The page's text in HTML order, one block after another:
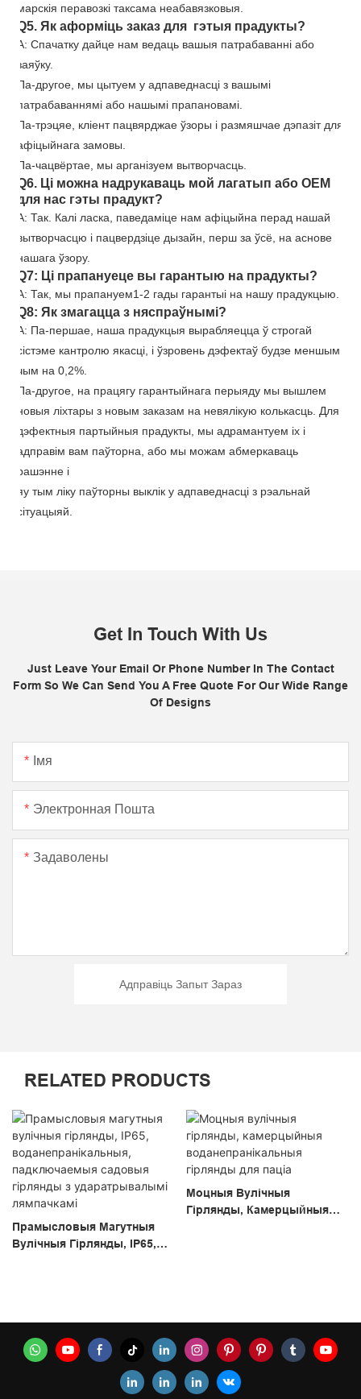
марскія перавозкі таксама неабавязковыя.
Q5. Як аформіць заказ для гэтыя прадукты?
A: Спачатку дайце нам ведаць вашыя патрабаванні або
заяўку.
Па-другое, мы цытуем у адпаведнасці з вашымі
патрабаваннямі або нашымі прапановамі.
Па-трэцяе, кліент пацвярджае ўзоры і размяшчае дэпазіт для
афіцыйнага замовы.
Па-чацвёртае, мы арганізуем вытворчасць.
Q6. Ці можна надрукаваць мой лагатып або OEM
для нас гэты прадукт?
A: Так. Калі ласка, паведаміце нам афіцыйна перад нашай
вытворчасцю і пацвердзіце дызайн, перш за ўсё, на аснове
нашага ўзору.
Q7: Ці прапануеце вы гарантыю на прадукты?
A: Так, мы прапануем1-2 гады гарантыі на нашу прадукцыю.
Q8: Як змагацца з няспраўнымі?
A: Па-першае, наша прадукцыя вырабляецца ў строгай
сістэме кантролю якасці, і ўзровень дэфектаў будзе меншым
чым на 0,2%.
Па-другое, на працягу гарантыйнага перыяду мы вышлем
новыя ліхтары з новым заказам на невялікую колькасць. Для
дэфектныя партыйныя прадукты, мы адрамантуем іх і
адправім вам паўторна, або мы можам абмеркаваць
рашэнне i
яу тым ліку паўторны выклік у адпаведнасці з рэальнай
сітуацыяй.
Get In Touch With Us
Just Leave Your Email Or Phone Number In The Contact
Form So We Can Send You A Free Quote For Our Wide Range
Of Designs
Імя
Электронная Пошта
Задаволены
Адправіць Запыт Зараз
RELATED PRODUCTS
Прамысловыя Магутныя
Вулічныя Гірлянды, IP65,
Моцныя Вулічныя
Гірлянды, Камерцыйныя